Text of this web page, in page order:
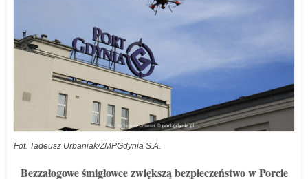
Fot. Tadeusz Urbaniak/ZMPGdynia S.A.
Bezzałogowe śmigłowce zwiększą bezpieczeństwo w Porcie